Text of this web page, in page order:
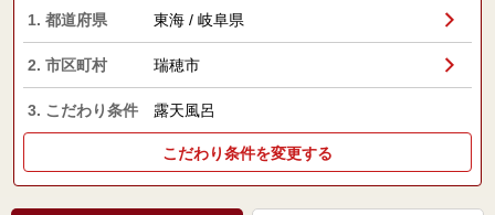
1. 都道府県 東海 / 岐阜県
2. 市区町村 瑞穂市
3. こだわり条件 露天風呂
こだわり条件を変更する